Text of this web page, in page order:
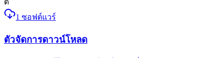
ต
1 ซอฟต์แวร์
ตัวจัดการดาวน์โหลด